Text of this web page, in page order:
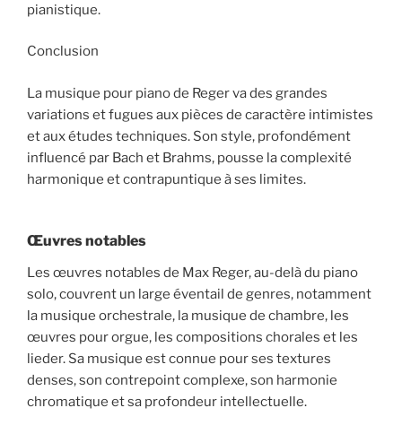
pianistique.
Conclusion
La musique pour piano de Reger va des grandes
variations et fugues aux pièces de caractère intimistes
et aux études techniques. Son style, profondément
influencé par Bach et Brahms, pousse la complexité
harmonique et contrapuntique à ses limites.
Œuvres notables
Les œuvres notables de Max Reger, au-delà du piano
solo, couvrent un large éventail de genres, notamment
la musique orchestrale, la musique de chambre, les
œuvres pour orgue, les compositions chorales et les
lieder. Sa musique est connue pour ses textures
denses, son contrepoint complexe, son harmonie
chromatique et sa profondeur intellectuelle.